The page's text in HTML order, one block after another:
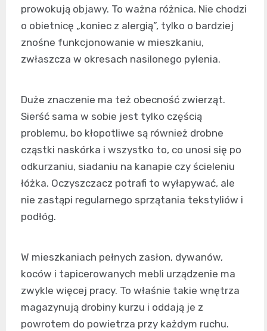
prowokują objawy. To ważna różnica. Nie chodzi
o obietnicę „koniec z alergią”, tylko o bardziej
znośne funkcjonowanie w mieszkaniu,
zwłaszcza w okresach nasilonego pylenia.
Duże znaczenie ma też obecność zwierząt.
Sierść sama w sobie jest tylko częścią
problemu, bo kłopotliwe są również drobne
cząstki naskórka i wszystko to, co unosi się po
odkurzaniu, siadaniu na kanapie czy ścieleniu
łóżka. Oczyszczacz potrafi to wyłapywać, ale
nie zastąpi regularnego sprzątania tekstyliów i
podłóg.
W mieszkaniach pełnych zasłon, dywanów,
koców i tapicerowanych mebli urządzenie ma
zwykle więcej pracy. To właśnie takie wnętrza
magazynują drobiny kurzu i oddają je z
powrotem do powietrza przy każdym ruchu.